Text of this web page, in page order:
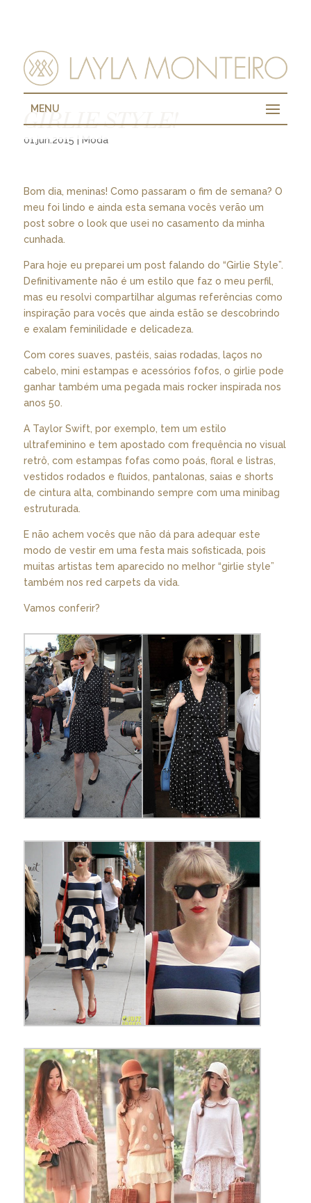
MENU
GIRLIE STYLE!
01.jun.2015 | Moda
Bom dia, meninas! Como passaram o fim de semana? O
meu foi lindo e ainda esta semana vocês verão um
post sobre o look que usei no casamento da minha
cunhada.
Para hoje eu preparei um post falando do “Girlie Style”.
Definitivamente não é um estilo que faz o meu perfil,
mas eu resolvi compartilhar algumas referências como
inspiração para vocês que ainda estão se descobrindo
e exalam feminilidade e delicadeza.
Com cores suaves, pastéis, saias rodadas, laços no
cabelo, mini estampas e acessórios fofos, o girlie pode
ganhar também uma pegada mais rocker inspirada nos
anos 50.
A Taylor Swift, por exemplo, tem um estilo
ultrafeminino e tem apostado com frequência no visual
retrô, com estampas fofas como poás, floral e listras,
vestidos rodados e fluidos, pantalonas, saias e shorts
de cintura alta, combinando sempre com uma minibag
estruturada.
E não achem vocês que não dá para adequar este
modo de vestir em uma festa mais sofisticada, pois
muitas artistas tem aparecido no melhor “girlie style”
também nos red carpets da vida.
Vamos conferir?